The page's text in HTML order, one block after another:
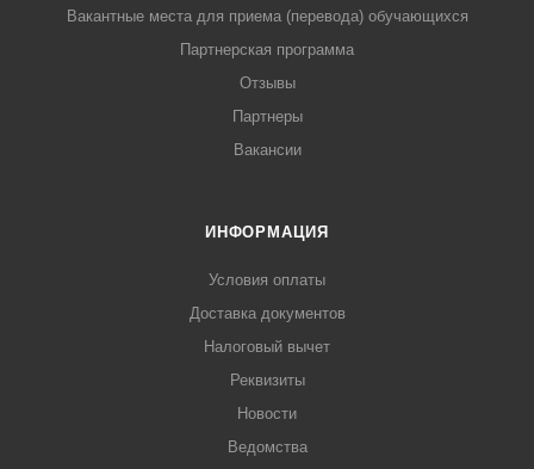
Вакантные места для приема (перевода) обучающихся
Партнерская программа
Отзывы
Партнеры
Вакансии
ИНФОРМАЦИЯ
Условия оплаты
Доставка документов
Налоговый вычет
Реквизиты
Новости
Ведомства